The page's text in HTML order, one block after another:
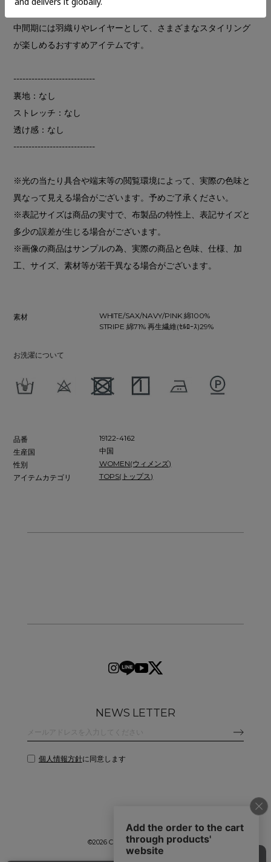
部にまでこだわったベーシックシャツです。
中間期には羽織りやレイヤーとして、さまざまなスタイリング
が楽しめるおすすめアイテムです。
---------------------------
裏地：なし
ストレッチ：なし
透け感：なし
---------------------------
※光の当たり具合や端末等の閲覧環境によって、実際の色味と
異なって見える場合がございます。予めご了承ください。
※表記サイズは商品の実寸で、布製品の特性上、表記サイズと
多少の誤差が生じる場合がございます。
※画像の商品はサンプルの為、実際の商品と色味、仕様、加
工、サイズ、素材等が若干異なる場合がございます。
素材
WHITE/SAX/NAVY/PINK 綿100%
STRIPE 綿71% 再生繊維(ｾﾙﾛｰｽ)29%
お洗濯について
品番
19122-4162
生産国
中国
性別
WOMEN(ウィメンズ)
アイテムカテゴリ
TOPS(トップス)
NEWS LETTER
個人情報方針に同意します
©2026 CLANE DESIGN CO.,LTD